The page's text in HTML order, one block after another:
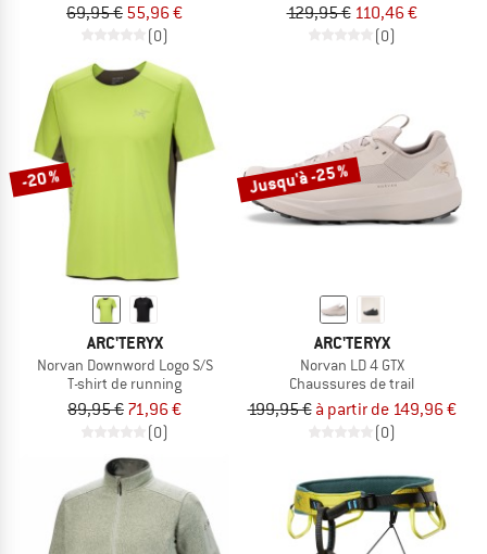
69,95 € 55,96 €
(0)
129,95 € 110,46 €
(0)
-20 %
ARC'TERYX
Norvan Downword Logo S/S
T-shirt de running
89,95 € 71,96 €
(0)
Jusqu'à -25 %
ARC'TERYX
Norvan LD 4 GTX
Chaussures de trail
199,95 € à partir de 149,96 €
(0)